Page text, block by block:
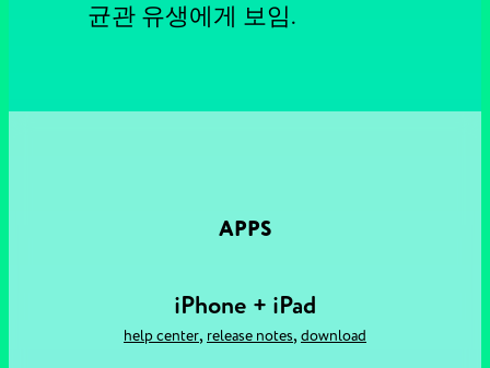
균관 유생에게 보임.
APPS
iPhone + iPad
help center, release notes, download